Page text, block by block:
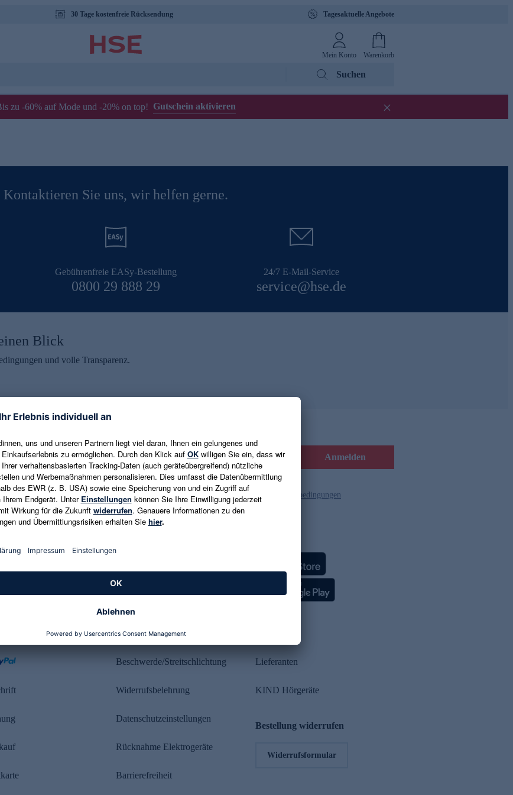
30 Tage kostenfreie Rücksendung Tagesaktuelle Angebote
Mein Konto Warenkorb
Suchen
zu -60% auf Mode und -20% on top! Gutschein aktivieren
Kontaktieren Sie uns, wir helfen gerne.
Gebührenfreie EASy-Bestellung
0800 29 888 29
24/7 E-Mail-Service
service@hse.de
Blick
und volle Transparenz.
und aktuelle Trends,
Als Dankeschön
ist jederzeit in
E-Mail-Adresse eingeben Anmelden
Es gelten die Datenschutzrichtlinien und die Gutscheinbedingungen
Rechtliches
Beschwerde/Streitschlichtung
Widerrufsbelehrung
Datenschutzeinstellungen
Rücknahme Elektrogeräte
Barrierefreiheit
Lieferanten
KIND Hörgeräte
Bestellung widerrufen
Widerrufsformular